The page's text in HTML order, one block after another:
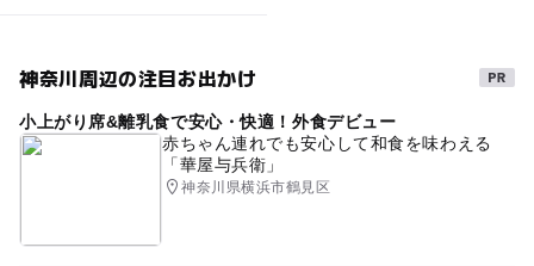
神奈川周辺の注目お出かけ
小上がり席&離乳食で安心・快適！外食デビュー
赤ちゃん連れでも安心して和食を味わえる
「華屋与兵衛」
神奈川県横浜市鶴見区